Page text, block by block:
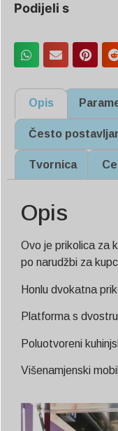
Podijeli s
Opis
Često
Tvornica
Opis
Ovo je prikolica za
po narudžbi za
Honlu dvokatna
Platforma s
Poluotvoreni
Višenamjenski